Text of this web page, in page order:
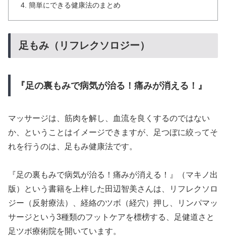
簡単にできる健康法のまとめ
足もみ（リフレクソロジー）
『足の裏もみで病気が治る！痛みが消える！』
マッサージは、筋肉を解し、血流を良くするのではない
か、ということはイメージできますが、足つぼに絞ってそ
れを行うのは、足もみ健康法です。
『足の裏もみで病気が治る！痛みが消える！』（マキノ出
版）という書籍を上梓した田辺智美さんは、リフレクソロ
ジー（反射療法）、経絡のツボ（経穴）押し、リンパマッ
サージという3種類のフットケアを標榜する、足健道さと
足ツボ療術院を開いています。